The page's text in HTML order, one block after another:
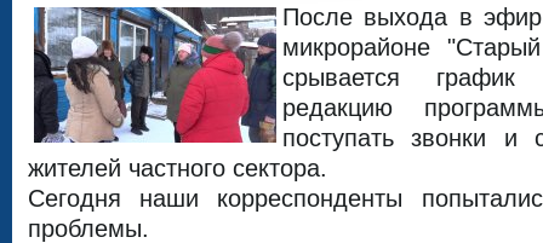
После выхода в
микрорайоне
срывается
редакцию
поступать звонки и
жителей частного сектора.
Сегодня наши корреспонденты
проблемы.